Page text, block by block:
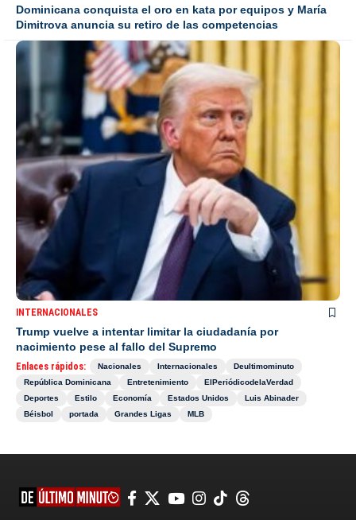
Dominicana conquista el oro en kata por equipos y María
Dimitrova anuncia su retiro de las competencias
INTERNACIONALES
Trump vuelve a intentar limitar la ciudadanía por
nacimiento pese al fallo del Supremo
Enlaces rápidos: Nacionales Internacionales
Deultimominuto
República Dominicana
Entretenimiento
ElPeriódicodelaVerdad
Deportes
Estilo Economía Estados Unidos
Luis Abinader
Béisbol
portada Grandes Ligas MLB